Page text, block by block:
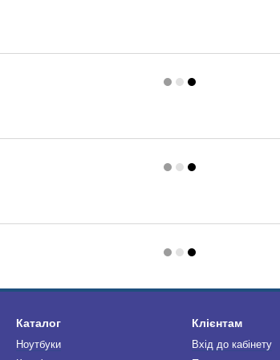
Каталог
Ноутбуки
Клієнтам
Вхід до кабінету